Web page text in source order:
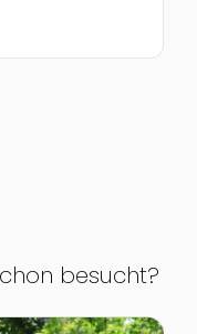
besucht?
Lipizzanergestüt